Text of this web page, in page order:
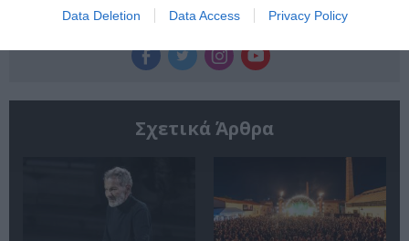
Data Deletion Data Access Privacy Policy
Ακολουθήστε το Culturenow.gr
Σχετικά Άρθρα